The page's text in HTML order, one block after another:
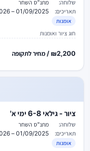
שלוחה:
מתנ"ס השחר
תאריכים:
01/09/2025 – 30/06/2026
אומנות
חוג ציור ואומנות
₪2,200 / מחיר לתקופה
ציור - גילאי 6-8 ימי א'
שלוחה:
מתנ"ס השחר
תאריכים:
01/09/2025 – 30/06/2026
אומנות